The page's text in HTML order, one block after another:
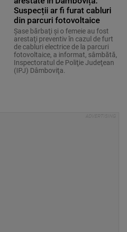
Suspecții ar fi furat cabluri
din parcuri fotovoltaice
Şase bărbaţi şi o femeie au fost
arestaţi preventiv în cazul de furt
de cabluri electrice de la parcuri
fotovoltaice, a informat, sâmbătă,
Inspectoratul de Poliţie Judeţean
(IPJ) Dâmboviţa.